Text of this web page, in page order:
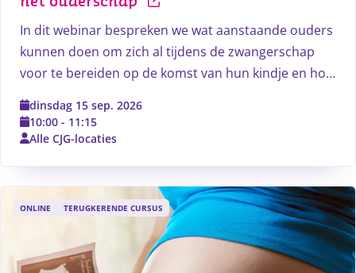
In dit webinar bespreken we wat aanstaande ouders
kunnen doen om zich al tijdens de zwangerschap
voor te bereiden op de komst van hun kindje en hoe
geboren is. Daarbij vertellen we wat het CJG hierin
voor de (aanstaande) ouders kan betekenen.
dinsdag 15 sep. 2026
10:00 - 11:15
Alle CJG-locaties
ONLINE TERUGKERENDE CURSUS